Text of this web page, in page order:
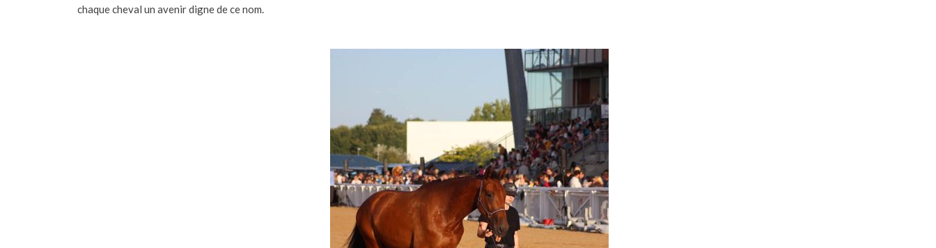
chaque cheval un avenir digne de ce nom.